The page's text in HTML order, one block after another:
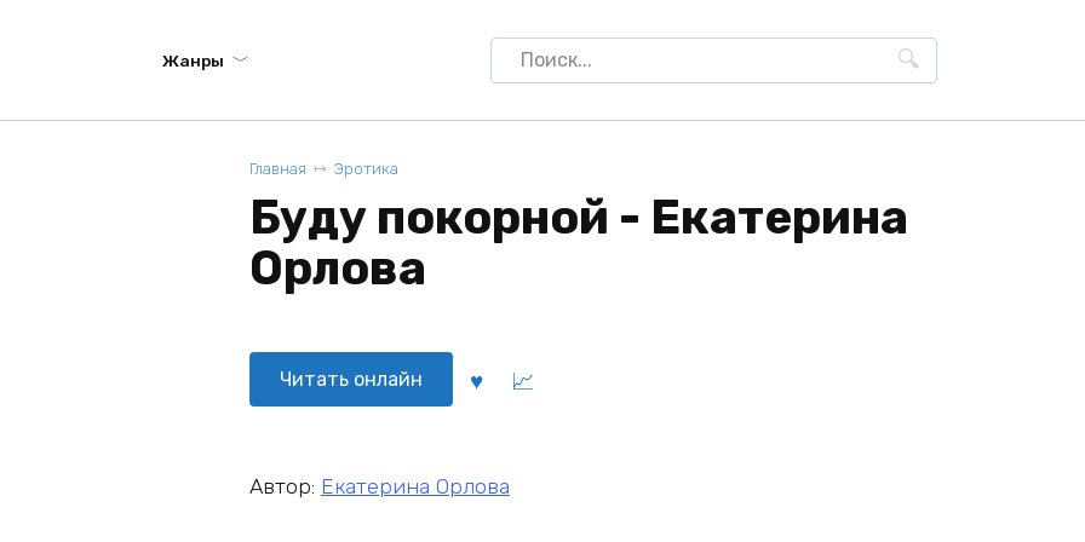
Жанры
Search
for:
Главная Эротика
Буду покорной - Екатерина
Орлова
Читать онлайн
Автор: Екатерина Орлова